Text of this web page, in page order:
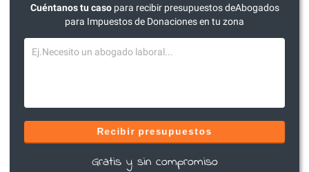
Cuéntanos tu casopara recibir presupuestos deAbogados
para Impuestos de Donaciones en tu zona
Recibir presupuestos
Gratis y sin compromiso